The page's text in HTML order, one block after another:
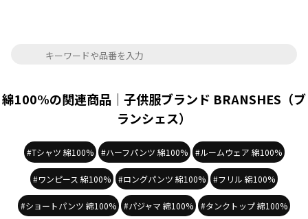
綿100%の関連商品｜子供服ブランド BRANSHES（ブ
ランシェス）
#Tシャツ 綿100% #ハーフパンツ 綿100% #ルームウェア 綿100%
#ワンピース 綿100% #ロングパンツ 綿100% #フリル 綿100%
#ショートパンツ 綿100% #パジャマ 綿100% #タンクトップ 綿100%